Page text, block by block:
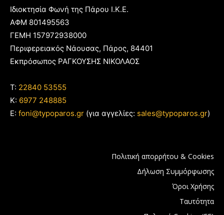
Ιδιοκτησία Φωνή της Πάρου Ι.Κ.Ε.
ΑΦΜ 801495563
ΓΕΜΗ 157972938000
Περιφερειακός Νάουσας, Πάρος, 84401
Εκπρόσωπος ΡΑΓΚΟΥΣΗΣ ΝΙΚΟΛΑΟΣ
T: 22840 53555
Κ: 6977 248885
E: foni@typoparos.gr (για αγγελίες: sales@typoparos.gr)
Πολιτική απορρήτου & Cookies
Δήλωση Συμμόρφωσης
Όροι Χρήσης
Ταυτότητα